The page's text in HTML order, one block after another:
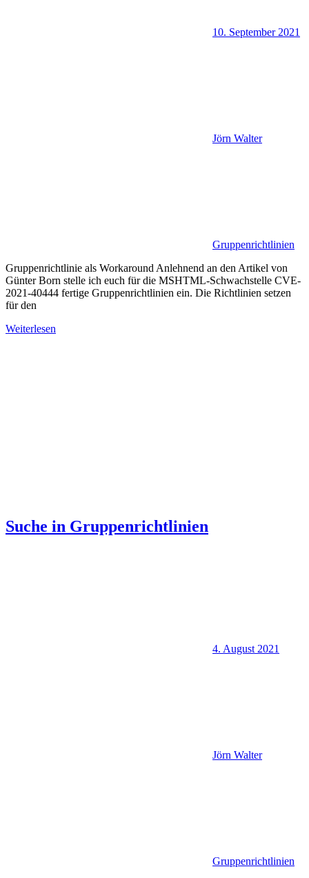
10. September 2021
Jörn Walter
Gruppenrichtlinien
Gruppenrichtlinie als Workaround Anlehnend an den Artikel von
Günter Born stelle ich euch für die MSHTML-Schwachstelle CVE-
2021-40444 fertige Gruppenrichtlinien ein. Die Richtlinien setzen
für den
Weiterlesen
Suche in Gruppenrichtlinien
4. August 2021
Jörn Walter
Gruppenrichtlinien